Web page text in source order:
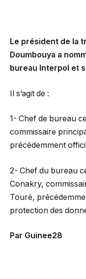
Le président de la
Doumbouya a
bureau Interpol et
Il s’agit de :
1- Chef de bureau
commissaire
précédemment
2- Chef du bureau
Conakry,
Touré,
protection des
Par Guinee28